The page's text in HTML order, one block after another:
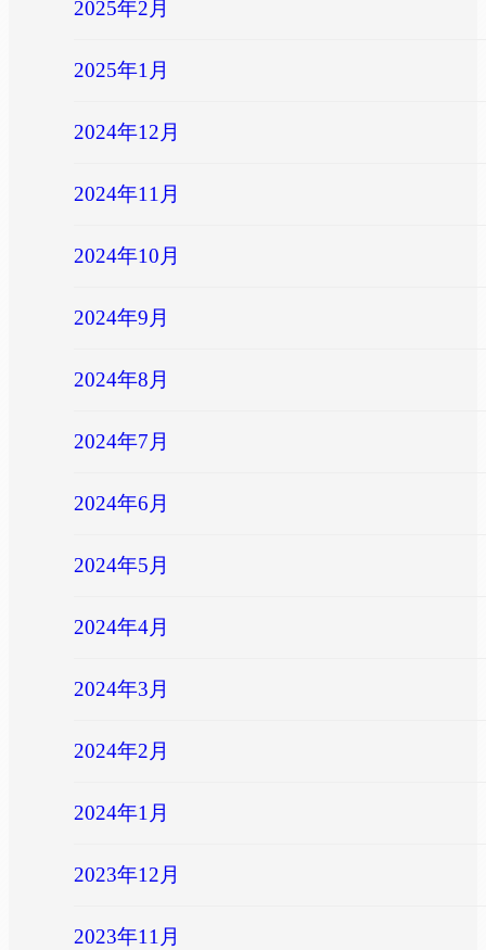
2025年2月
2025年1月
2024年12月
2024年11月
2024年10月
2024年9月
2024年8月
2024年7月
2024年6月
2024年5月
2024年4月
2024年3月
2024年2月
2024年1月
2023年12月
2023年11月